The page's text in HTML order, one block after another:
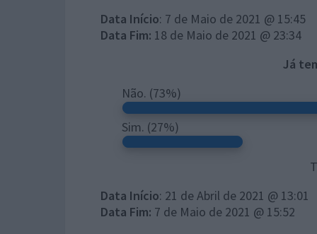
Data Início: 7 de Maio de 2021 @ 15:45
Data Fim: 18 de Maio de 2021 @ 23:34
Já
Não. (73%)
Sim. (27%)
Data Início: 21 de Abril de 2021 @ 13:01
Data Fim: 7 de Maio de 2021 @ 15:52